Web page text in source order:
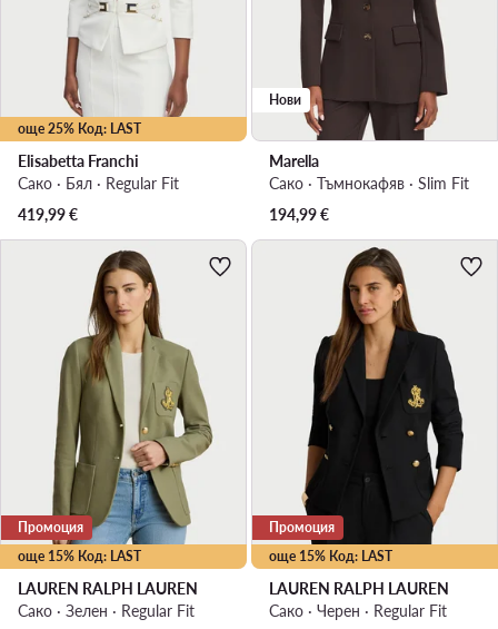
още 25% Код: LAST
Elisabetta Franchi
Сако · Бял · Regular Fit
419,99€
Нови
Marella
Сако · Тъмнокафяв · Slim Fit
194,99€
още 15% Код: LAST
Промоция
LAUREN RALPH LAUREN
Сако · Зелен · Regular Fit
още 15% Код: LAST
Промоция
LAUREN RALPH LAUREN
Сако · Черен · Regular Fit